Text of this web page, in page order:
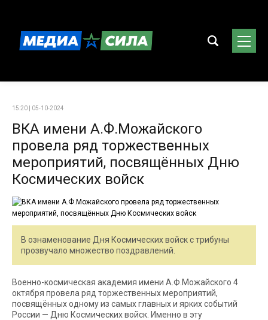
15:20 | 05-10-2024
ВКА имени А.Ф.Можайского
провела ряд торжественных
мероприятий, посвящённых Дню
Космических войск
В ознаменование Дня Космических войск с трибуны
прозвучало множество поздравлений.
Военно-космическая академия имени А.Ф.Можайского 4
октября провела ряд торжественных мероприятий,
посвящённых одному из самых главных и ярких событий
России — Дню Космических войск. Именно в эту